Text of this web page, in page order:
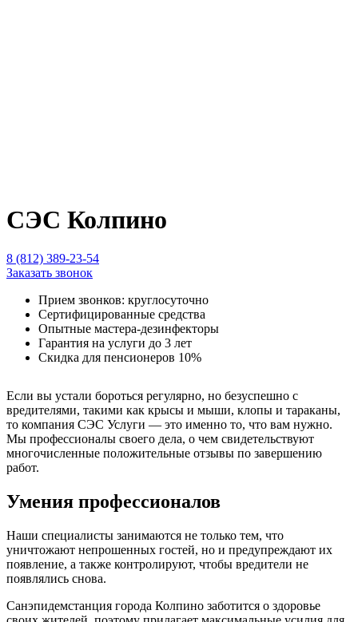
СЭС Колпино
8 (812) 389-23-54
Заказать звонок
Прием звонков: круглосуточно
Сертифицированные средства
Опытные мастера-дезинфекторы
Гарантия на услуги до 3 лет
Скидка для пенсионеров 10%
Если вы устали бороться регулярно, но безуспешно с
вредителями, такими как крысы и мыши, клопы и тараканы,
то компания СЭС Услуги — это именно то, что вам нужно.
Мы профессионалы своего дела, о чем свидетельствуют
многочисленные положительные отзывы по завершению
работ.
Умения профессионалов
Наши специалисты занимаются не только тем, что
уничтожают непрошенных гостей, но и предупреждают их
появление, а также контролируют, чтобы вредители не
появлялись снова.
Санэпидемстанция города Колпино заботится о здоровье